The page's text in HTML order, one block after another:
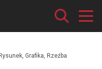
Grafika, Rzeźba